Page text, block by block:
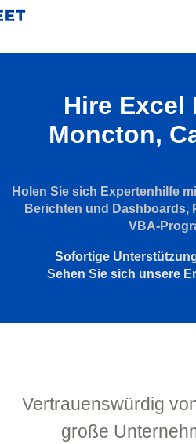
Hire Excel
Moncton,
Holen Sie sich Expertenhilfe
Berichten und Dashboards,
VBA-
Sofortige
Sehen Sie sich unsere
Vertrauenswürdig
große